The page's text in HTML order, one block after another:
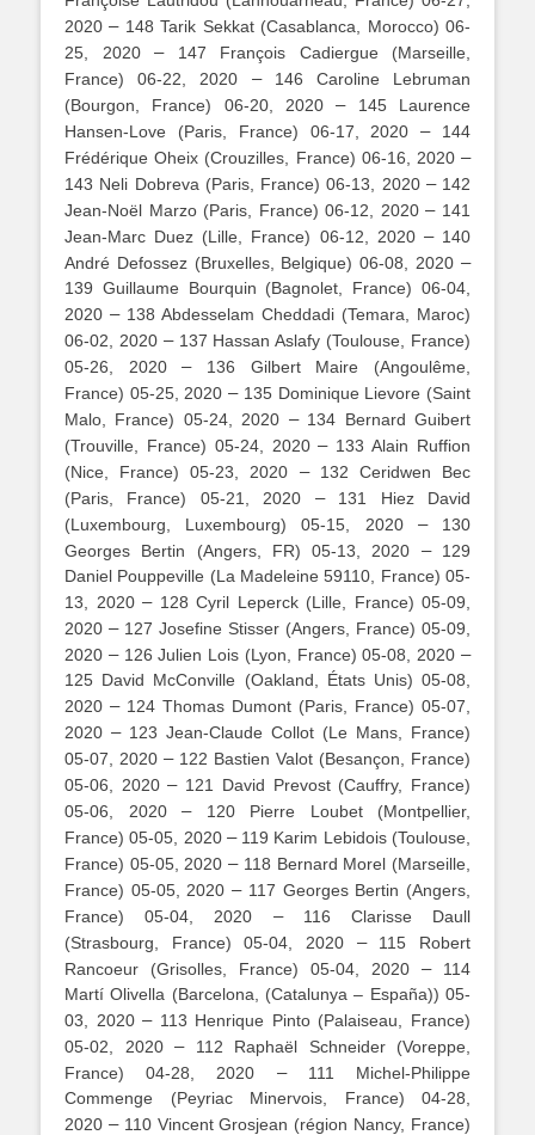
2020 – 148 Tarik Sekkat (Casablanca, Morocco) 06-
25, 2020–
147 François Cadiergue (Marseille,
France) 06-22, 2020 –
146 Caroline Lebruman
(Bourgon, France) 06-20, 2020 –
145 Laurence
Hansen-Love (Paris, France) 06-17, 2020 – 144
Frédérique Oheix (Crouzilles, France) 06-16, 2020–
143 Neli Dobreva (Paris, France) 06-13, 2020– 142
Jean-Noël Marzo (Paris, France) 06-12, 2020– 141
Jean-Marc Duez (Lille, France) 06-12, 2020– 140
André Defossez (Bruxelles, Belgique) 06-08, 2020 –
139 Guillaume Bourquin (Bagnolet, France) 06-04,
2020 – 138 Abdesselam Cheddadi (Temara, Maroc)
06-02, 2020– 137 Hassan Aslafy (Toulouse, France)
05-26, 2020– 136 Gilbert Maire (Angoulême,
France) 05-25, 2020 – 135 Dominique Lievore (Saint
Malo, France) 05-24, 2020 – 134 Bernard Guibert
(Trouville, France) 05-24, 2020– 133 Alain Ruffion
(Nice, France) 05-23, 2020 – 132 Ceridwen Bec
(Paris, France) 05-21, 2020 – 131 Hiez David
(Luxembourg, Luxembourg) 05-15, 2020– 130
Georges Bertin (Angers, FR) 05-13, 2020 – 129
Daniel Pouppeville (La Madeleine 59110, France) 05-
13, 2020– 128 Cyril Leperck (Lille, France) 05-09,
2020 – 127 Josefine Stisser (Angers, France) 05-09,
2020 – 126 Julien Lois (Lyon, France) 05-08, 2020 –
125 David McConville (Oakland, États Unis) 05-08,
2020 – 124 Thomas Dumont (Paris, France) 05-07,
2020 – 123 Jean-Claude Collot (Le Mans, France)
05-07, 2020 – 122 Bastien Valot (Besançon, France)
05-06, 2020– 121 David Prevost (Cauffry, France)
05-06, 2020–
120 Pierre Loubet (Montpellier,
France) 05-05, 2020– 119 Karim Lebidois (Toulouse,
France) 05-05, 2020 – 118 Bernard Morel (Marseille,
France) 05-05, 2020 – 117 Georges Bertin (Angers,
France) 05-04, 2020 –
116 Clarisse Daull
(Strasbourg, France) 05-04, 2020 – 115 Robert
Rancoeur (Grisolles, France) 05-04, 2020 – 114
Martí Olivella (Barcelona, (Catalunya – España)) 05-
03, 2020– 113 Henrique Pinto (Palaiseau, France)
05-02, 2020–
112 Raphaël Schneider (Voreppe,
France) 04-28, 2020 –
111 Michel-Philippe
Commenge (Peyriac Minervois, France) 04-28,
2020 – 110 Vincent Grosjean (région Nancy, France)